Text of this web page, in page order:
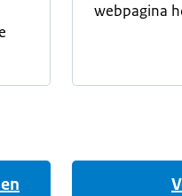
webpagina